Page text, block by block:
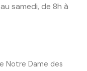
samedi, de 8h à
Notre Dame des